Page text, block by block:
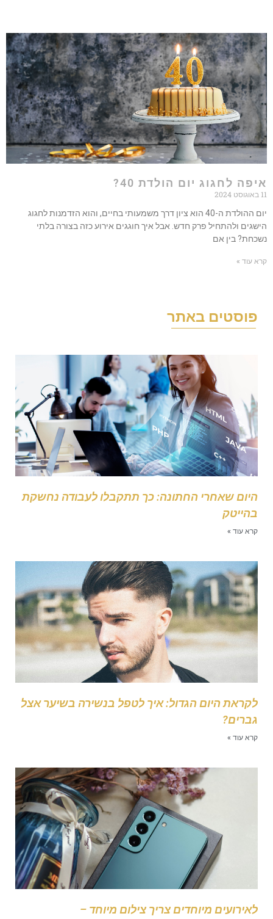
לחגוג יום הולדת 40?
יום ההולדת ה-40 הוא ציון דרך משמעותי בחיים, והוא הזדמנות לחגוג
ולהתחיל פרק חדש. אבל איך חוגגים אירוע כזה בצורה בלתי
בין אם
עוד »
באתר
שאחרי החתונה: כך תתקבלו לעבודה נחשקת
עוד »
היום הגדול: איך לטפל בנשירה בשיער אצל
עוד »
מיוחדים צריך צילום מיוחד –